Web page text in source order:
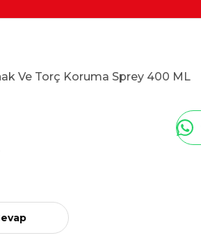
Ve Torç Koruma Sprey 400 ML